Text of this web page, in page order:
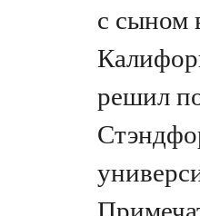
с сыном
решил